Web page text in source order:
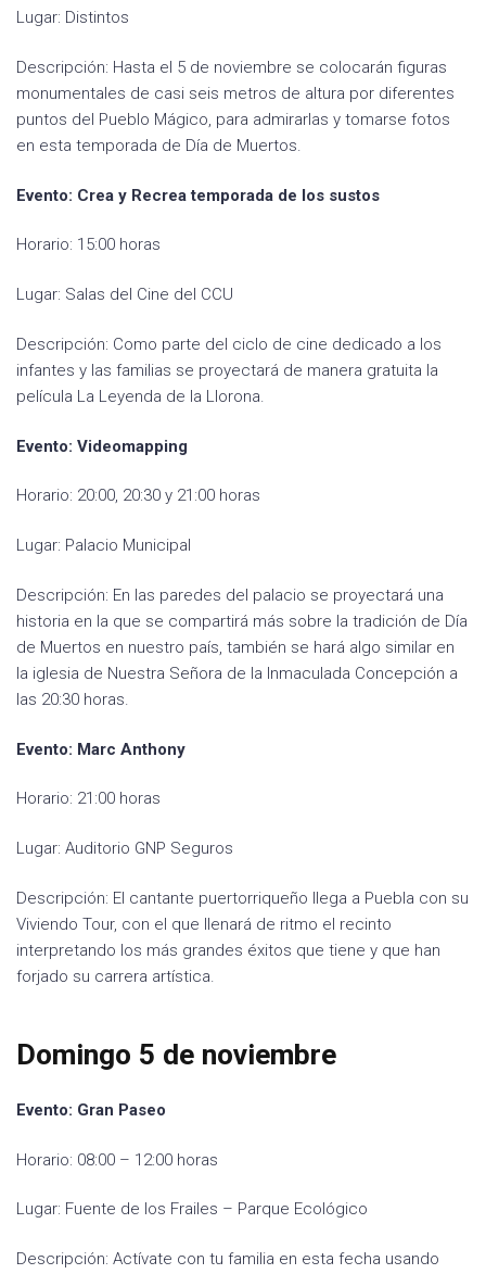
Lugar: Distintos
Descripción: Hasta el 5 de noviembre se colocarán figuras
monumentales de casi seis metros de altura por diferentes
puntos del Pueblo Mágico, para admirarlas y tomarse fotos
en esta temporada de Día de Muertos.
Evento: Crea y Recrea temporada de los sustos
Horario: 15:00 horas
Lugar: Salas del Cine del CCU
Descripción: Como parte del ciclo de cine dedicado a los
infantes y las familias se proyectará de manera gratuita la
película La Leyenda de la Llorona.
Evento: Videomapping
Horario: 20:00, 20:30 y 21:00 horas
Lugar: Palacio Municipal
Descripción: En las paredes del palacio se proyectará una
historia en la que se compartirá más sobre la tradición de Día
de Muertos en nuestro país, también se hará algo similar en
la iglesia de Nuestra Señora de la Inmaculada Concepción a
las 20:30 horas.
Evento: Marc Anthony
Horario: 21:00 horas
Lugar: Auditorio GNP Seguros
Descripción: El cantante puertorriqueño llega a Puebla con su
Viviendo Tour, con el que llenará de ritmo el recinto
interpretando los más grandes éxitos que tiene y que han
forjado su carrera artística.
Domingo 5 de noviembre
Evento: Gran Paseo
Horario: 08:00 – 12:00 horas
Lugar: Fuente de los Frailes – Parque Ecológico
Descripción: Actívate con tu familia en esta fecha usando